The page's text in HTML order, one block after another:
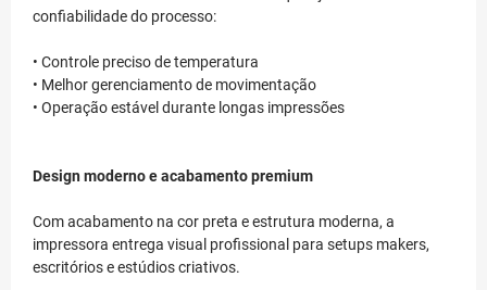
confiabilidade do processo:
• Controle preciso de temperatura
• Melhor gerenciamento de movimentação
• Operação estável durante longas impressões
Design moderno e acabamento premium
Com acabamento na cor preta e estrutura moderna, a
impressora entrega visual profissional para setups makers,
escritórios e estúdios criativos.